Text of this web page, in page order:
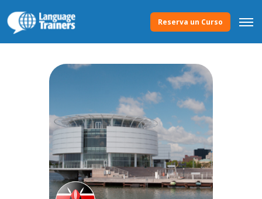
Reserva un Curso